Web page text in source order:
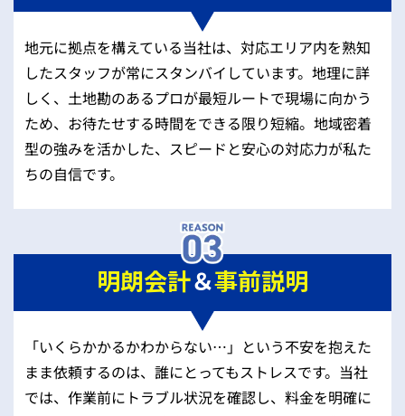
地元に拠点を構えている当社は、対応エリア内を熟知
したスタッフが常にスタンバイしています。地理に詳
しく、土地勘のあるプロが最短ルートで現場に向かう
ため、お待たせする時間をできる限り短縮。地域密着
型の強みを活かした、スピードと安心の対応力が私た
ちの自信です。
明朗会計＆事前説明
「いくらかかるかわからない…」という不安を抱えた
まま依頼するのは、誰にとってもストレスです。当社
では、作業前にトラブル状況を確認し、料金を明確に